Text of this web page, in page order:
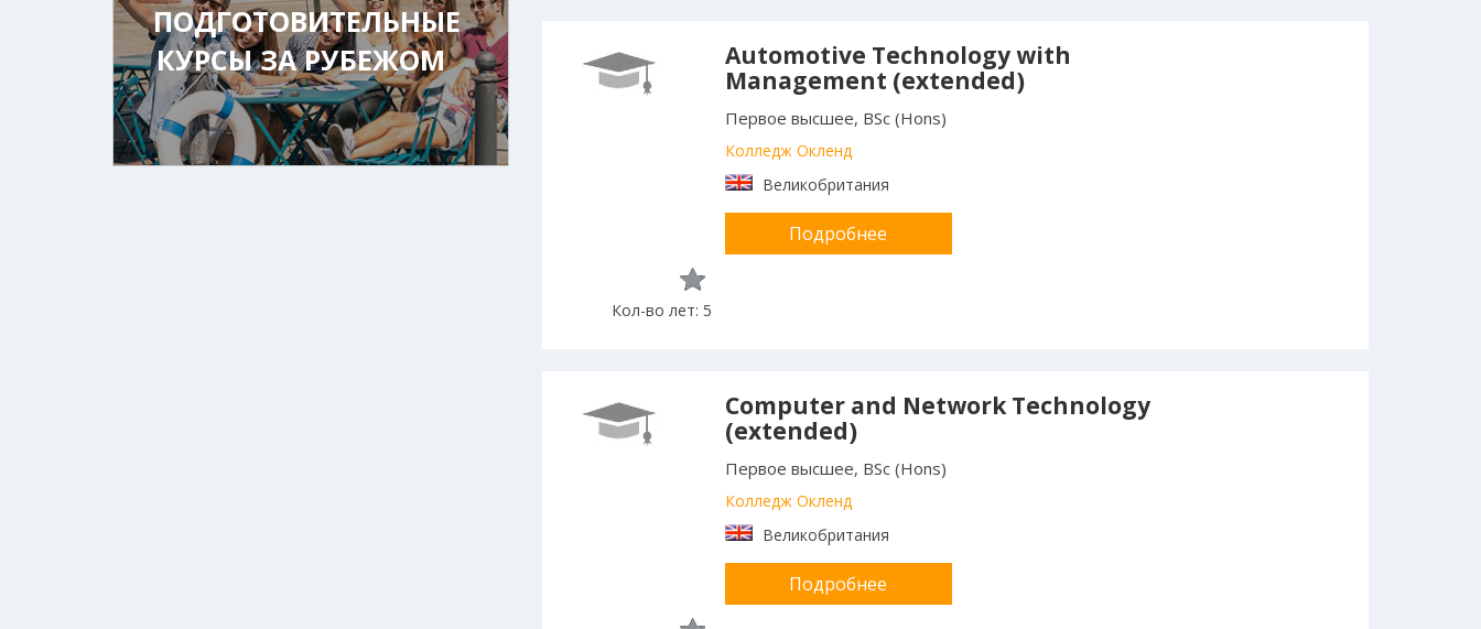
ПОДГОТОВИТЕЛЬНЫЕ
КУРСЫ ЗА РУБЕЖОМ
Automotive Technology with
Management (extended)
Первое высшее, BSc (Hons)
Колледж Окленд
Великобритания
Подробнее
Кол-во лет: 5
Computer and Network Technology
(extended)
Первое высшее, BSc (Hons)
Колледж Окленд
Великобритания
Подробнее